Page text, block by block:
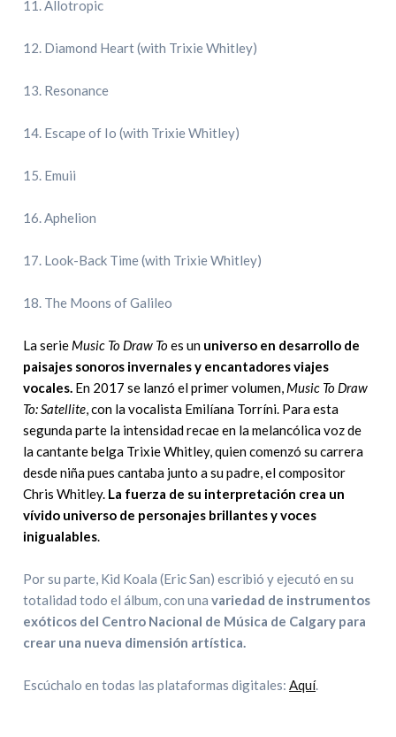
11. Allotropic
12. Diamond Heart (with Trixie Whitley)
13. Resonance
14. Escape of Io (with Trixie Whitley)
15. Emuii
16. Aphelion
17. Look-Back Time (with Trixie Whitley)
18. The Moons of Galileo
La serie Music To Draw Toes un universo en desarrollo de
paisajes sonoros invernales y encantadores viajes
vocales. En 2017 se lanzó el primer volumen, Music To Draw
To: Satellite, con la vocalista Emilíana Torríni. Para esta
segunda parte la intensidad recae en la melancólica voz de
la cantante belga Trixie Whitley, quien comenzó su carrera
desde niña pues cantaba junto a su padre, el compositor
Chris Whitley. La fuerza de su interpretación crea un
vívido universo de personajes brillantes y voces
inigualables.
Por su parte, Kid Koala (Eric San) escribió y ejecutó en su
totalidad todo el álbum, con una variedad de instrumentos
exóticos del Centro Nacional de Música de Calgary para
crear una nueva dimensión artística.
Escúchalo en todas las plataformas digitales:Aquí.